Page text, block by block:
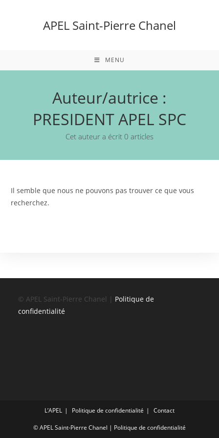
APEL Saint-Pierre Chanel
MENU
Auteur/autrice :
PRESIDENT APEL SPC
Cet auteur a écrit 0 articles
Il semble que nous ne pouvons pas trouver ce que vous
recherchez.
© APEL Saint-Pierre Chanel | Politique de
confidentialité
L’APEL Politique de confidentialité Contact
© APEL Saint-Pierre Chanel | Politique de confidentialité